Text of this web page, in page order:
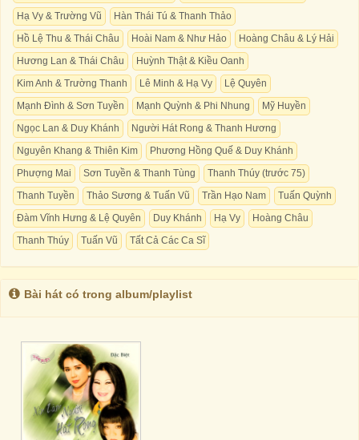
Hạ Vy & Trường Vũ
Hàn Thái Tú & Thanh Thảo
Hồ Lệ Thu & Thái Châu
Hoài Nam & Như Hảo
Hoàng Châu & Lý Hải
Hương Lan & Thái Châu
Huỳnh Thật & Kiều Oanh
Kim Anh & Trường Thanh
Lê Minh & Hạ Vy
Lệ Quyên
Mạnh Đình & Sơn Tuyền
Mạnh Quỳnh & Phi Nhung
Mỹ Huyền
Ngọc Lan & Duy Khánh
Người Hát Rong & Thanh Hương
Nguyên Khang & Thiên Kim
Phương Hồng Quế & Duy Khánh
Phượng Mai
Sơn Tuyền & Thanh Tùng
Thanh Thúy (trước 75)
Thanh Tuyền
Thảo Sương & Tuấn Vũ Trần Hạo Nam
Tuấn Quỳnh
Đàm Vĩnh Hưng & Lệ Quyên
Duy Khánh Hạ Vy
Hoàng Châu
Thanh Thúy
Tuấn Vũ Tất Cả Các Ca Sĩ
Bài hát có trong album/playlist